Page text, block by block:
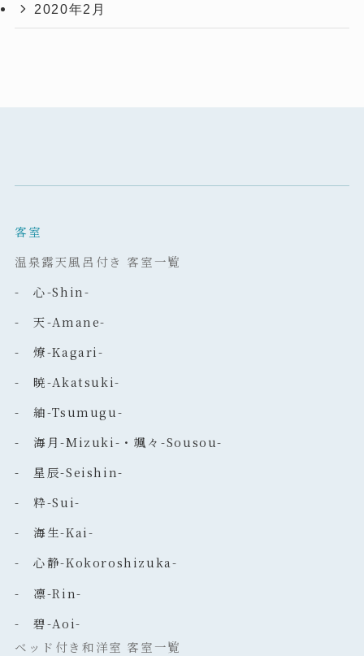
2020年2月
客室
温泉露天風呂付き 客室一覧
- 心-Shin-
- 天-Amane-
- 燎-Kagari-
- 暁-Akatsuki-
- 紬-Tsumugu-
- 海月-Mizuki-・颯々-Sousou-
- 星辰-Seishin-
- 粋-Sui-
- 海生-Kai-
- 心静-Kokoroshizuka-
- 凛-Rin-
- 碧-Aoi-
ベッド付き和洋室 客室一覧